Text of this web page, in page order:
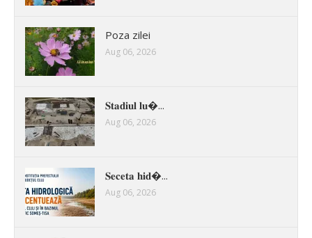
Poza zilei
Aug 06, 2026
𝐒𝐭𝐚𝐝𝐢𝐮𝐥 𝐥𝐮�...
Aug 06, 2026
𝐒𝐞𝐜𝐞𝐭𝐚 𝐡𝐢𝐝�...
Aug 06, 2026